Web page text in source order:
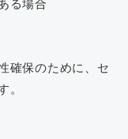
る場合
確保のために、セ
。